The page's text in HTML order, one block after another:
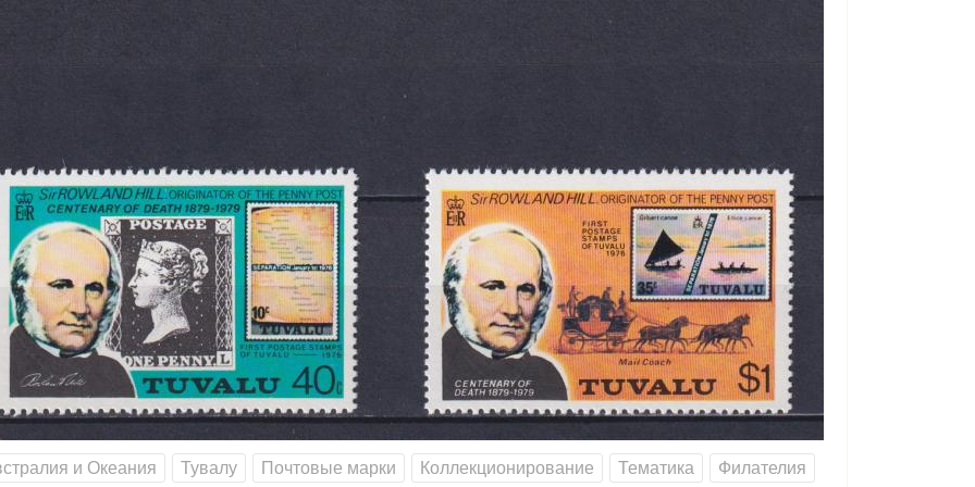
и Океания Тувалу Почтовые марки Коллекционирование Тематика Филателия